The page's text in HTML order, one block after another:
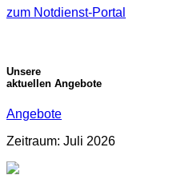
zum Notdienst-Portal
Unsere
aktuellen Angebote
Angebote
Zeitraum: Juli 2026